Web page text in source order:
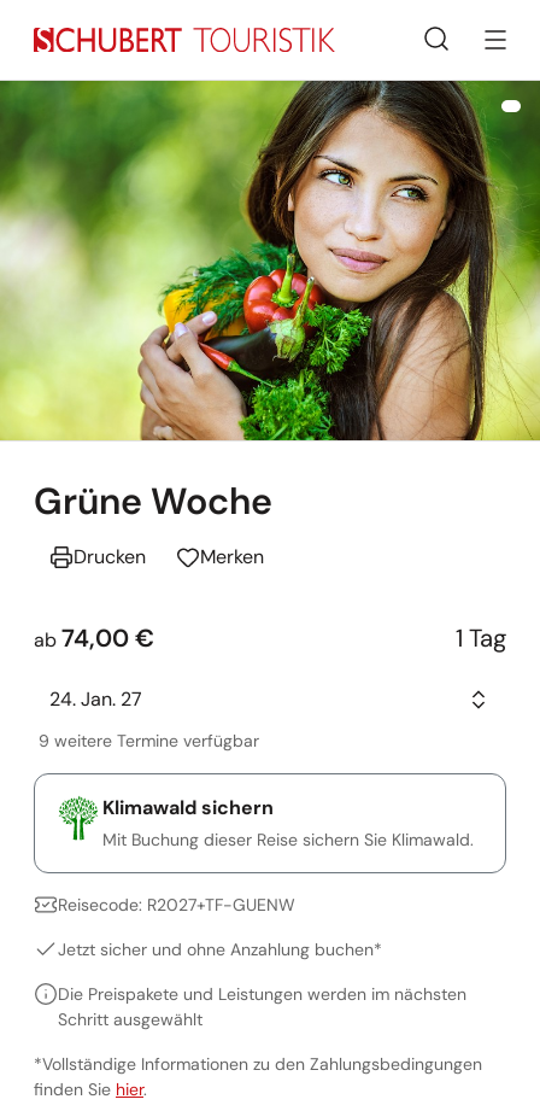
Suche
Grüne Woche
Drucken Merken
ab74,00 € 1 Tag
24. Jan. 27
9 weitere Termine verfügbar
Klimawald sichern
Mit Buchung dieser Reise sichern Sie Klimawald.
Reisecode: R2027+TF-GUENW
Jetzt sicher und ohne Anzahlung buchen*
Die Preispakete und Leistungen werden im nächsten
Schritt ausgewählt
*Vollständige Informationen zu den Zahlungsbedingungen
finden Sie Vollständige Informationen zu den
hier.